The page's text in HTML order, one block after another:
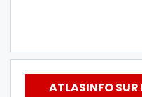
ATLASINFO SUR